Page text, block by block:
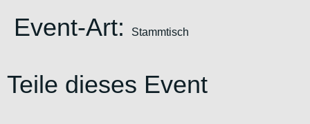
Event-Art:
Stammtisch
Teile dieses Event